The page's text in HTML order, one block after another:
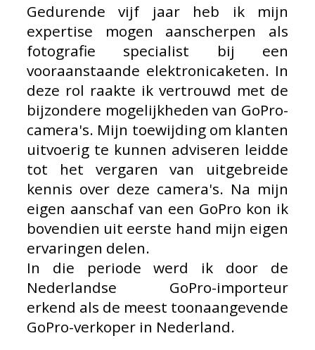
Gedurende vijf jaar heb ik mijn
expertise mogen aanscherpen als
fotografie specialist bij een
vooraanstaande elektronicaketen. In
deze rol raakte ik vertrouwd met de
bijzondere mogelijkheden van GoPro-
camera's. Mijn toewijding om klanten
uitvoerig te kunnen adviseren leidde
tot het vergaren van uitgebreide
kennis over deze camera's. Na mijn
eigen aanschaf van een GoPro kon ik
bovendien uit eerste hand mijn eigen
ervaringen delen.
In die periode werd ik door de
Nederlandse GoPro-importeur
erkend als de meest toonaangevende
GoPro-verkoper in Nederland.